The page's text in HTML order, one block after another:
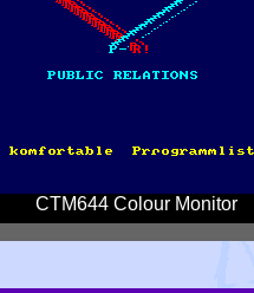
CTM644 Colour Monitor